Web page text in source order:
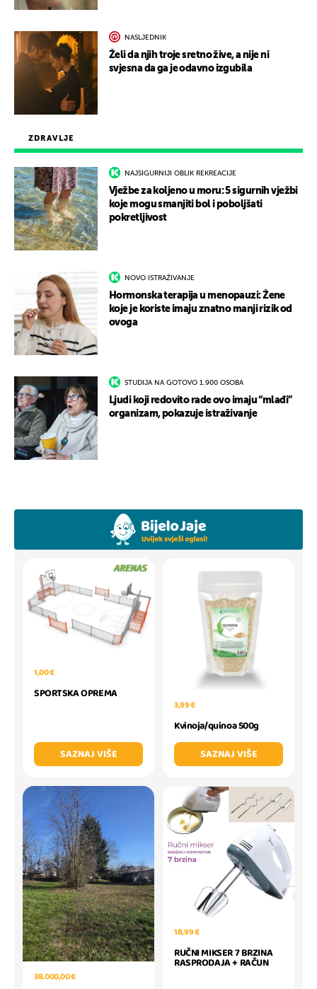
ZDRAVLJE
NAJSIGURNIJI OBLIK REKREACIJE
Vježbe za koljeno u moru: 5 sigurnih vježbi
koje mogu smanjiti bol i poboljšati
pokretljivost
NOVO ISTRAŽIVANJE
Hormonska terapija u menopauzi: Žene
koje je koriste imaju znatno manji rizik od
ovoga
STUDIJA NA GOTOVO 1.900 OSOBA
Ljudi koji redovito rade ovo imaju “mlađi”
organizam, pokazuje istraživanje
NASLJEDNIK
Želi da njih troje sretno žive, a nije ni
svjesna da ga je odavno izgubila
1,00 €
SPORTSKA OPREMA
SAZNAJ VIŠE
3,99 €
Kvinoja/quinoa 500g
SAZNAJ VIŠE
38.000,00 €
18,99 €
RUČNI MIKSER 7 BRZINA
RASPRODAJA + RAČUN